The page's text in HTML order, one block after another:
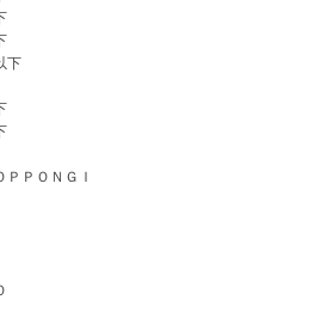
下
ＰＯＮＧＩ